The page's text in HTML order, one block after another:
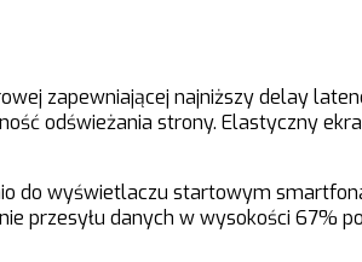
zapewniającej najniższy delay
odświeżania strony. Elastyczny
do wyświetlaczu startowym
przesyłu danych w wysokości 67%